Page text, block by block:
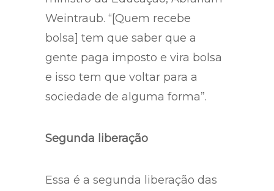
Weintraub. “[Quem recebe
bolsa] tem que saber que a
gente paga imposto e vira bolsa
e isso tem que voltar para a
sociedade de alguma forma”.
Segunda liberação
Essa é a segunda liberação das